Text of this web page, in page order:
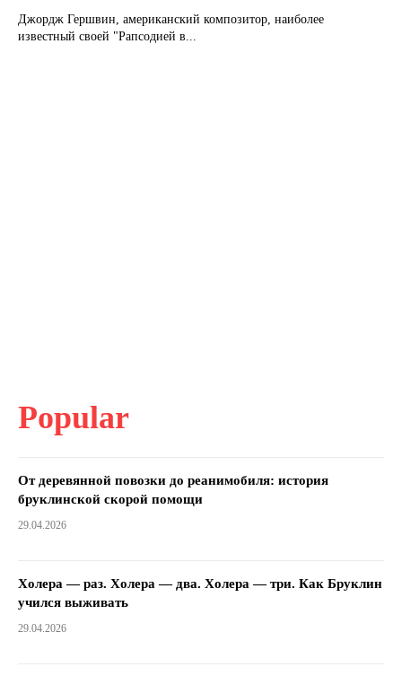
Джордж Гершвин, американский композитор, наиболее
известный своей "Рапсодией в...
Popular
От деревянной повозки до реанимобиля: история
бруклинской скорой помощи
29.04.2026
Холера — раз. Холера — два. Холера — три. Как Бруклин
учился выживать
29.04.2026